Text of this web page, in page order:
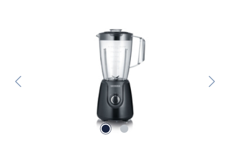
Bildergalerie überspringen